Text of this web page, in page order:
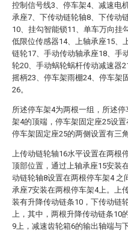
控制信号线3、停车架4、减速电
承座7、下传动链轮轴8、下传动
10、挂勾智能锁11、单车万向挂
低限位传感器14、上轴承座15、
链轮17、手动传动轴承座18、手
轮20、手动蜗轮蜗杆传动减速器
摇柄23、停车架雨棚24、停车架
26。
所述停车架4为两根一组，所述
架4的顶端，停车架固定座25设
停车架固定座25的两侧设置有三
上传动链轮轴16水平设置在两根
顶部位置，通过上轴承座15安装
动链轮轴8设置在两根停车架4 之
承座7安装在两根停车架4上。上
装有升降传动链条10，下传动链
上，其中，两根升降传动链条10
9上，减速齿轮箱6的输出轴端与